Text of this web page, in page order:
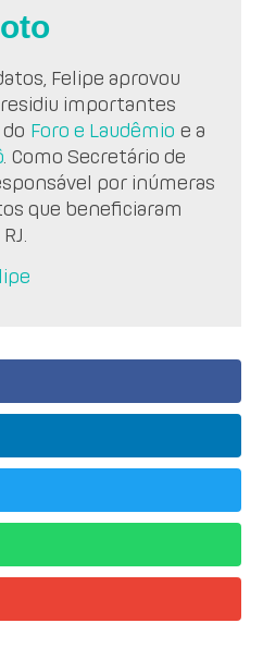
Felipe aprovou
importantes
Foro e Laudêmio e a
. Como Secretário de
por inúmeras
que beneficiaram